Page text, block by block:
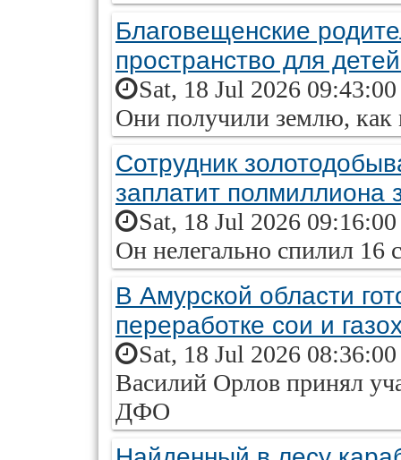
Благовещенские
пространство для
Sat, 18 Jul 2026
Они получили землю, как
Сотрудник
заплатит полмиллиона
Sat, 18 Jul 2026
Он нелегально спилил 16
В Амурской области
переработке сои и
Sat, 18 Jul 2026
Василий Орлов принял
ДФО